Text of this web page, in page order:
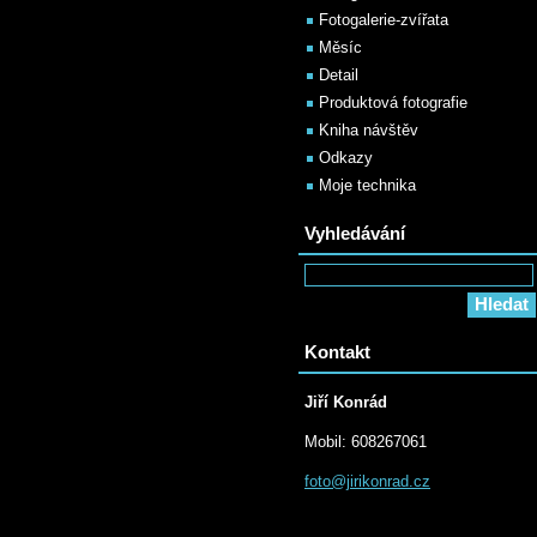
Fotogalerie-zvířata
Měsíc
Detail
Produktová fotografie
Kniha návštěv
Odkazy
Moje technika
Vyhledávání
Kontakt
Jiří Konrád
Mobil: 608267061
foto@jirikonrad.cz